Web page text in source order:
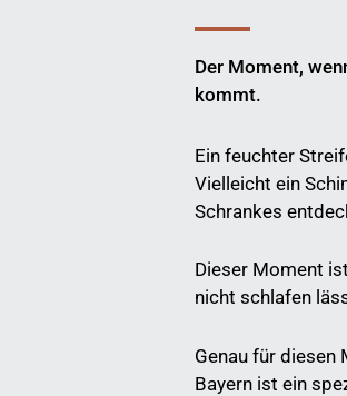
Der Moment,
kommt.
Ein feuchter
Vielleicht ein
Schrankes
Dieser Moment
nicht schlafen
Genau für diesen
Bayern ist ein